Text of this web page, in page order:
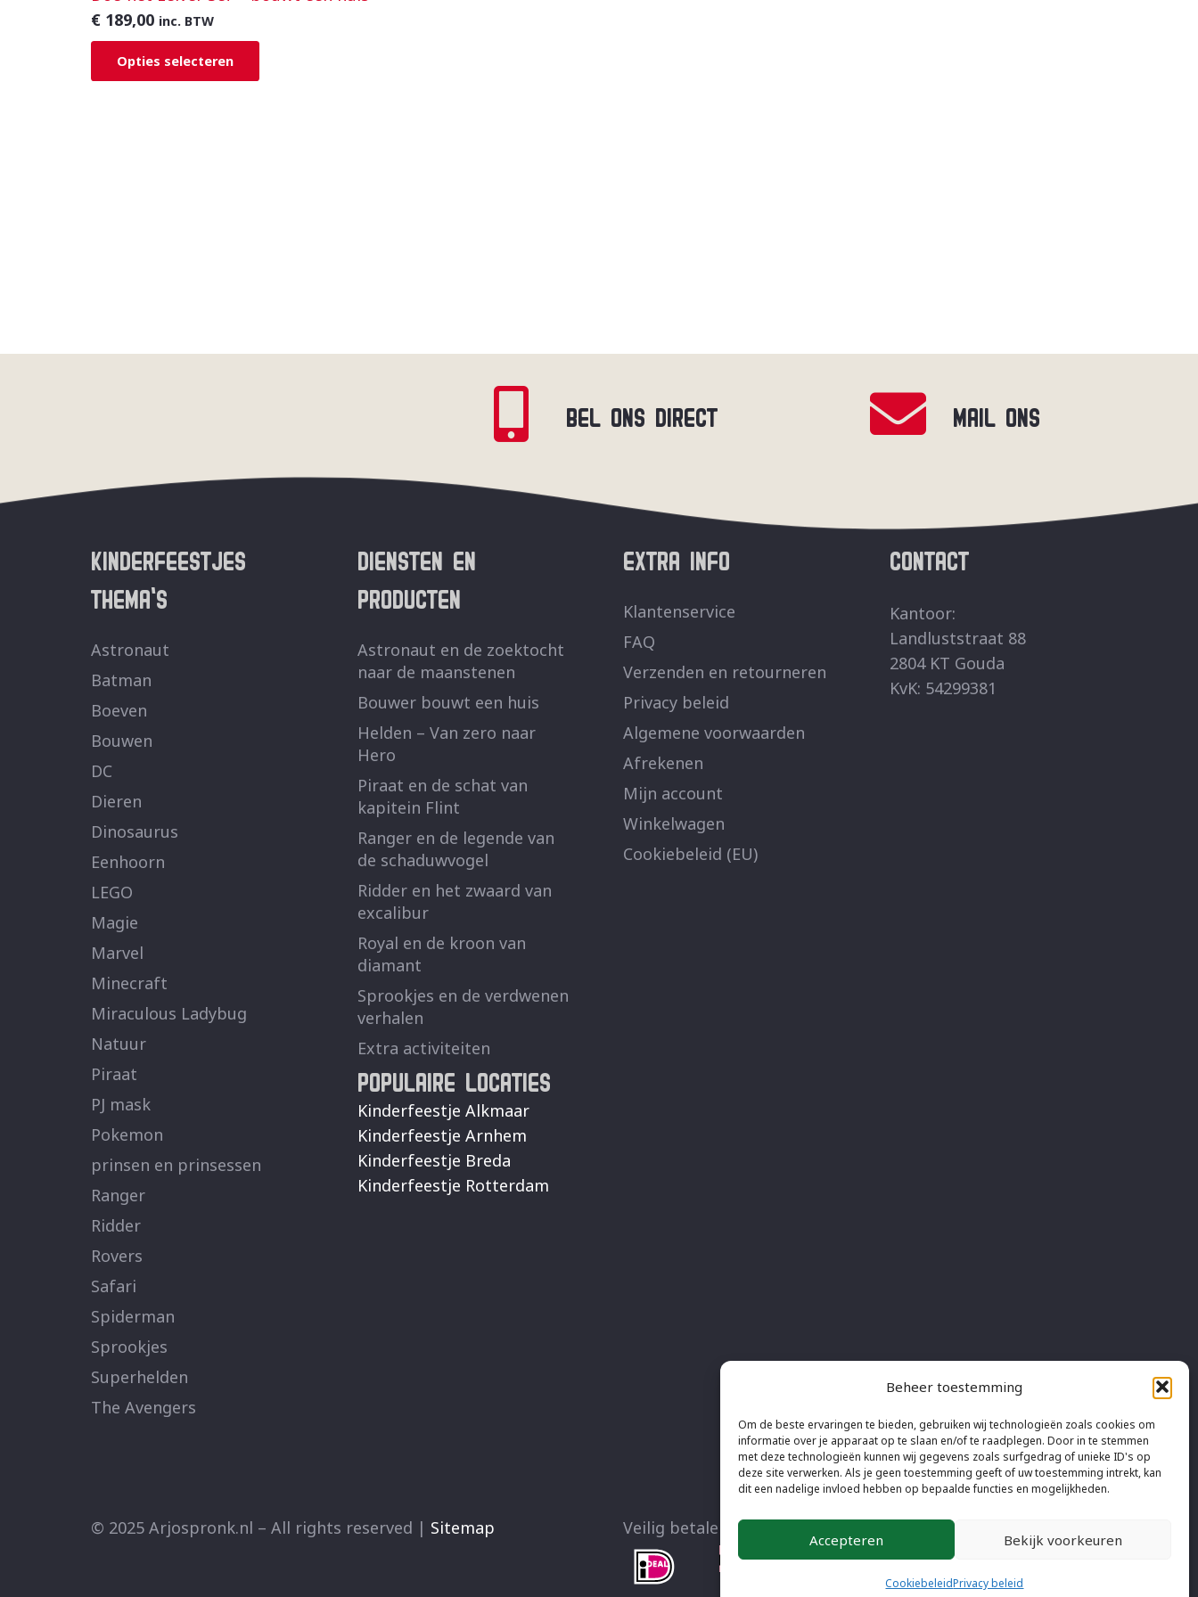
Beheer toestemming
Om de beste ervaringen te bieden, gebruiken wij technologieën zoals cookies om
informatie over je apparaat op te slaan en/of te raadplegen. Door in te stemmen
met deze technologieën kunnen wij gegevens zoals surfgedrag of unieke ID's op
deze site verwerken. Als je geen toestemming geeft of uw toestemming intrekt, kan
dit een nadelige invloed hebben op bepaalde functies en mogelijkheden.
Accepteren Bekijk voorkeuren
CookiebeleidPrivacy beleid
€ 189,00 inc. BTW
Opties selecteren
BEL ONS DIRECT MAIL ONS
KINDERFEESTJES
THEMA’S
Astronaut
Batman
Boeven
Bouwen
DC
Dieren
Dinosaurus
Eenhoorn
LEGO
Magie
Marvel
Minecraft
Miraculous Ladybug
Natuur
Piraat
PJ mask
Pokemon
prinsen en prinsessen
Ranger
Ridder
Rovers
Safari
Spiderman
Sprookjes
Superhelden
The Avengers
DIENSTEN EN
PRODUCTEN
Astronaut en de zoektocht
naar de maanstenen
Bouwer bouwt een huis
Helden – Van zero naar
Hero
Piraat en de schat van
kapitein Flint
Ranger en de legende van
de schaduwvogel
Ridder en het zwaard van
excalibur
Royal en de kroon van
diamant
Sprookjes en de verdwenen
verhalen
Extra activiteiten
POPULAIRE LOCATIES
Kinderfeestje Alkmaar
Kinderfeestje Arnhem
Kinderfeestje Breda
Kinderfeestje Rotterdam
EXTRA INFO
Klantenservice
FAQ
Verzenden en retourneren
Privacy beleid
Algemene voorwaarden
Afrekenen
Mijn account
Winkelwagen
Cookiebeleid (EU)
CONTACT
Kantoor:
Landluststraat 88
2804 KT Gouda
KvK: 54299381
© 2025 Arjospronk.nl – All rights reserved | Sitemap Veilig betalen met de volgende metaalmethoden: